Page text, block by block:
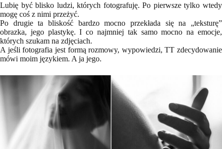
Lubię być blisko ludzi, których fotografuję. Po pierwsze tylko wtedy
mogę coś z nimi przeżyć.
Po drugie ta bliskość bardzo mocno przekłada się na „teksturę”
obrazka, jego plastykę. I co najmniej tak samo mocno na emocje,
których szukam na zdjęciach.
A jeśli fotografia jest formą rozmowy, wypowiedzi, TT zdecydowanie
mówi moim językiem. A ja jego.